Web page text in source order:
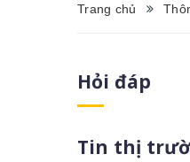
Trang chủ
Hỏi đáp
Tin thị